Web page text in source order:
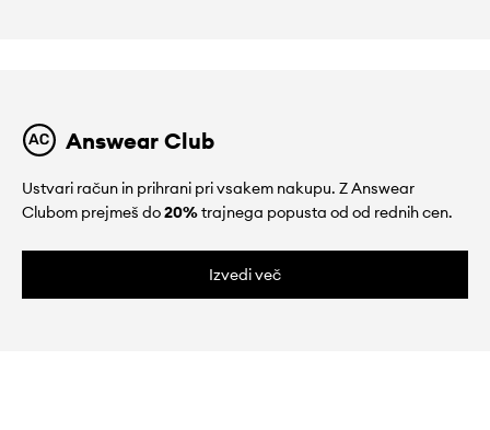
Answear Club
Ustvari račun in prihrani pri vsakem nakupu. Z Answear
Clubom prejmeš do20%trajnega popusta od od rednih cen.
Izvedi več